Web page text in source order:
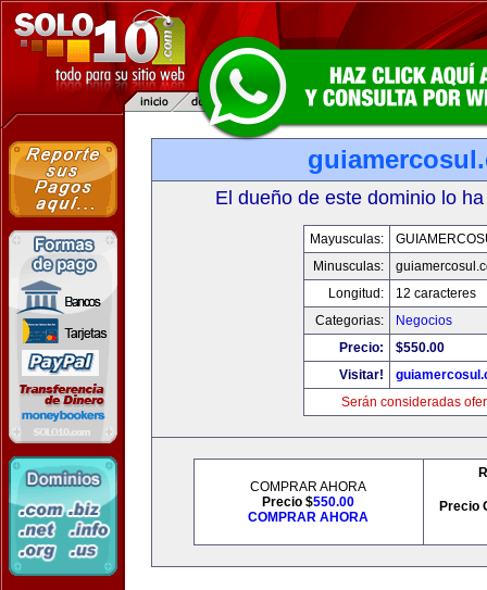
El dueño de este dominio lo
Mayusculas:
Minusculas:
Longitud:
12 caracteres
Categorias:
Negocios
Precio:
$550.00
Visitar!
Serán consideradas
COMPRAR AHORA
Precio $550.00
COMPRAR AHORA
Precio